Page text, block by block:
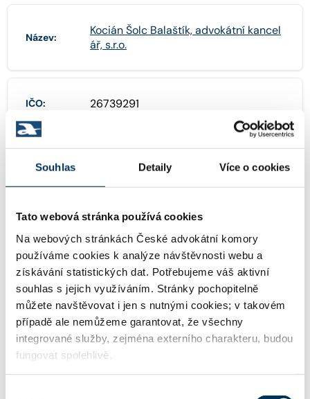
Souhlas Detaily Více o cookies
Tato webová stránka používá cookies
Na webových stránkách České advokátní komory
používáme cookies k analýze návštěvnosti webu a
získávání statistických dat. Potřebujeme váš aktivní
souhlas s jejich využíváním. Stránky pochopitelně
můžete navštěvovat i jen s nutnými cookies; v takovém
případě ale nemůžeme garantovat, že všechny
integrované služby, zejména externího charakteru, budou
fungovat spolehlivě.
Název:
Kocián Šolc Balaštík, advokátní kancel
ář, s.r.o.
IČO: 26739291
Adresa: Jungmannova 745/24 , 11000 Praha
WWW: http://www.ksb.cz
Email: ksbpraha@ksb.cz
Telefon: +420224103316